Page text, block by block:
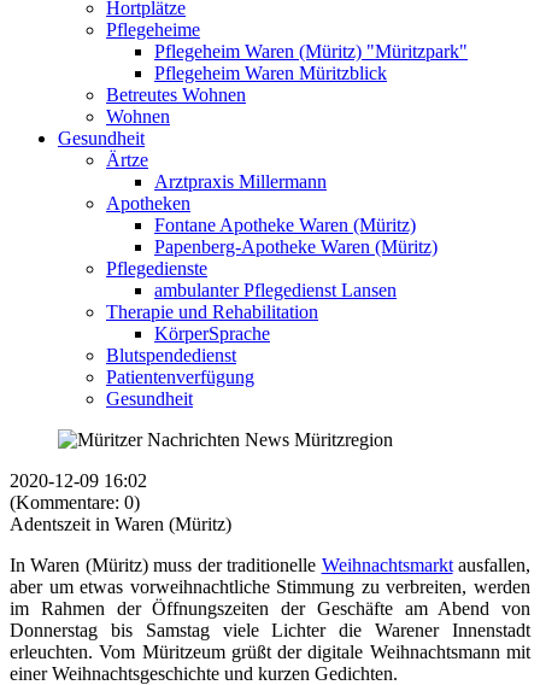
Hortplätze
Pflegeheime
Pflegeheim Waren (Müritz) "Müritzpark"
Pflegeheim Waren Müritzblick
Betreutes Wohnen
Wohnen
Gesundheit
Ärtze
Arztpraxis Millermann
Apotheken
Fontane Apotheke Waren (Müritz)
Papenberg-Apotheke Waren (Müritz)
Pflegedienste
ambulanter Pflegedienst Lansen
Therapie und Rehabilitation
KörperSprache
Blutspendedienst
Patientenverfügung
Gesundheit
2020-12-09 16:02
(Kommentare: 0)
Adentszeit in Waren (Müritz)
In Waren (Müritz) muss der traditionelle Weihnachtsmarktausfallen,
aber um etwas vorweihnachtliche Stimmung zu verbreiten, werden
im Rahmen der Öffnungszeiten der Geschäfte am Abend von
Donnerstag bis Samstag viele Lichter die Warener Innenstadt
erleuchten. Vom Müritzeum grüßt der digitale Weihnachtsmann mit
einer Weihnachtsgeschichte und kurzen Gedichten.